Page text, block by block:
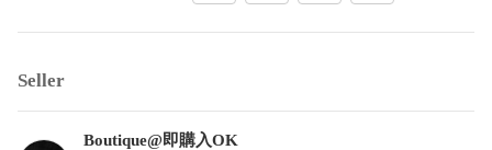
Seller
Boutique@即購入OK